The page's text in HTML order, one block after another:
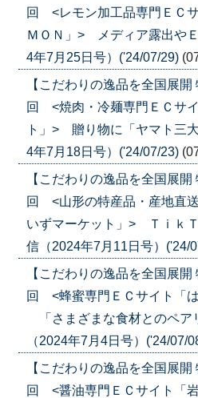
回 <レモン加工品専門ＥＣ
ＭＯＮ」> メディア露出や
4年7月25日号）('24/07/29)
【こだわりの逸品を全国展
回 <焼肉・冷麺専門ＥＣサ
ト」> 贈り物に「ヤマト三
4年7月18日号）('24/07/23)
【こだわりの逸品を全国展
回 <山形の特産品・産地直
いずマーケット」> Ｔｉｋ
信（2024年7月11日号）('24/
【こだわりの逸品を全国展
回 <蜂蜜専門ＥＣサイト「
「さまざまな食材とのペア
（2024年7月4日号）('24/07/
【こだわりの逸品を全国展
回 <醤油専門ＥＣサイト「